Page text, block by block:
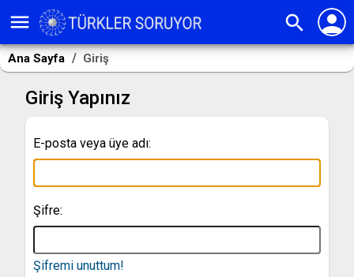
menu search person
Ana Sayfa Giriş
Giriş Yapınız
E-posta veya üye adı:
Şifre:
Şifremi unuttum!